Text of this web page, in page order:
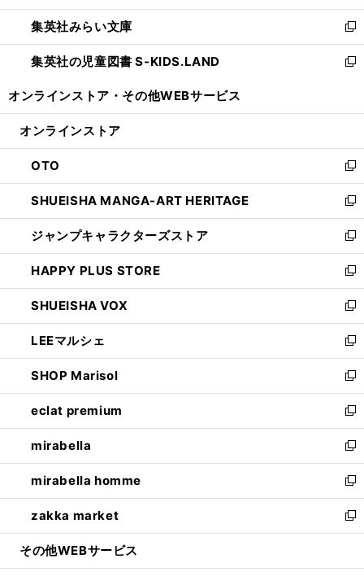
開
く
ウ
で
開
く
ン
ド
ウ
で
ウ
ィ
ン
ド
開
集英社みらい文庫
新
し
い
ン
ウ
で
開
く
集英社の児童図書 S-KIDS.LAND
新
ウ
ン
ド
ウ
で
開
く
オンラインストア・ その他WEBサービス
オンラインストア
OTO
新
し
い
ウ
ィ
ン
ド
ウ
で
開
く
SHUEISHA MANGA-ART HERITAGE
新
し
い
ウ
ィ
ン
ド
ウ
で
開
く
ジャンプキャラクターズストア
新
し
い
ウ
ィ
ン
ド
ウ
で
開
く
HAPPY PLUS STORE
新
し
い
ウ
ィ
ン
ド
ウ
で
開
く
SHUEISHA VOX
新
し
い
ウ
ィ
ン
ド
ウ
で
開
く
LEEマルシェ
新
し
い
ウ
ィ
ン
ド
ウ
で
開
く
SHOP Marisol
新
し
い
ウ
ィ
ン
ド
ウ
で
開
eclat premium
新
し
い
ウ
ィ
ン
ド
ウ
開
mirabella
新
し
い
ウ
ィ
ン
ウ
mirabella homme
新
し
い
ウ
ン
zakka market
新
し
ウ
その他WEBサービス